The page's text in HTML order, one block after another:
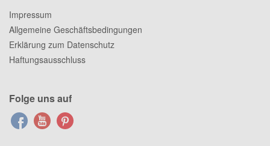
Impressum
Allgemeine Geschäftsbedingungen
Erklärung zum Datenschutz
Haftungsausschluss
Folge uns auf